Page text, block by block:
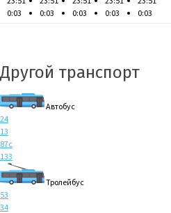
0:03
0:03
0:03
0:03
0:03
Другой транспорт
Автобус
24
13
87с
133
Тролейбус
53
34